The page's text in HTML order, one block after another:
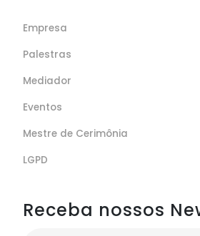
Empresa
Palestras
Mediador
Eventos
Mestre de Cerimônia
LGPD
Receba nossos